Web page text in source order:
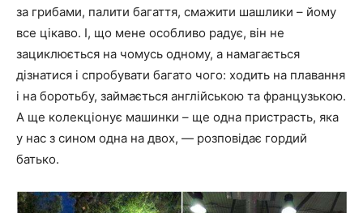
за грибами, палити багаття, смажити шашлики – йому
все цікаво. І, що мене особливо радує, він не
зациклюється на чомусь одному, а намагається
дізнатися і спробувати багато чого: ходить на плавання
і на боротьбу, займається англійською та французькою.
А ще колекціонує машинки – ще одна пристрасть, яка
у нас з сином одна на двох, — розповідає гордий
батько.